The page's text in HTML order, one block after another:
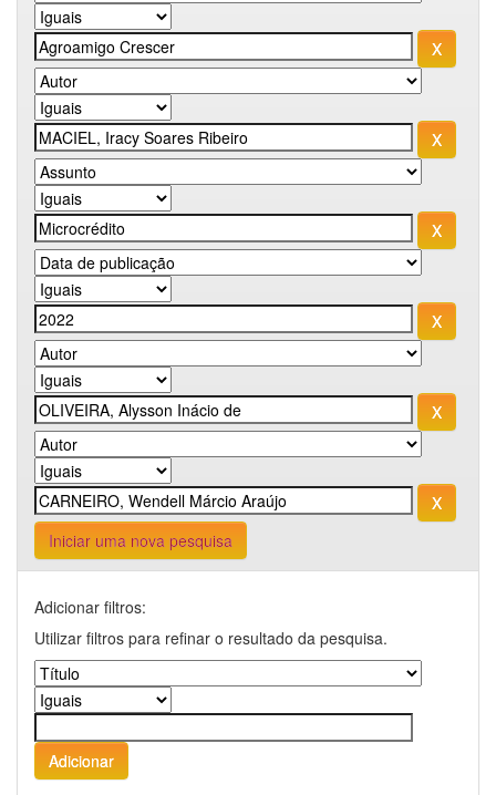
Iniciar uma nova pesquisa
Adicionar filtros:
Utilizar filtros para refinar o resultado da pesquisa.